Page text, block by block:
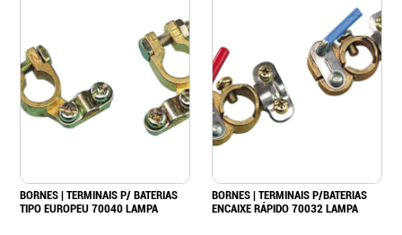
BORNES | TERMINAIS P/ BATERIAS
TIPO EUROPEU 70040 LAMPA
BORNES | TERMINAIS P/BATERIAS
ENCAIXE RÁPIDO 70032 LAMPA